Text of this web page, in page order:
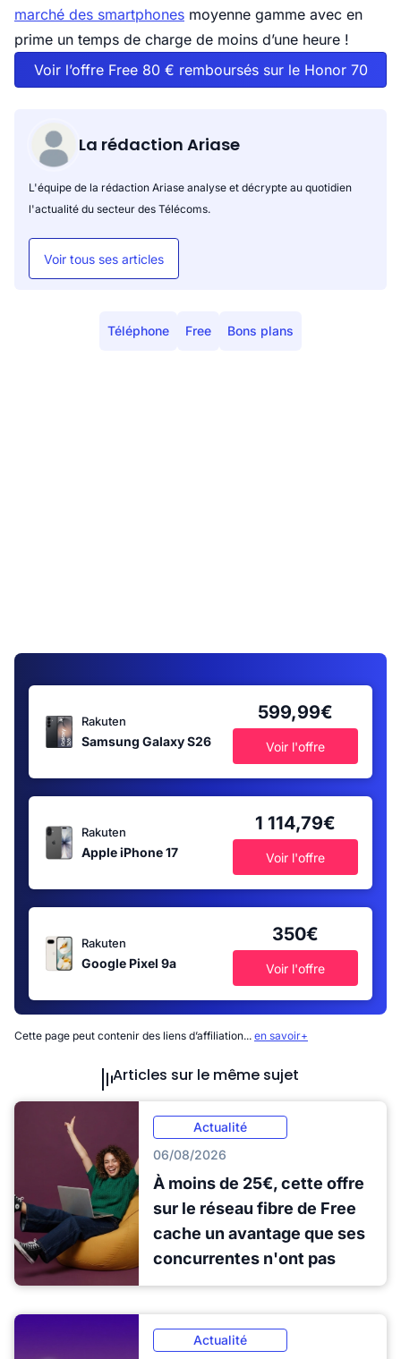
marché des smartphones moyenne gamme avec en
prime un temps de charge de moins d’une heure !
Voir l’offre Free 80 € remboursés sur le Honor 70
La rédaction Ariase
L'équipe de la rédaction Ariase analyse et décrypte au quotidien
l'actualité du secteur des Télécoms.
Voir tous ses articles
Téléphone Free Bons plans
Rakuten
Samsung Galaxy S26
599,99€
Voir l'offre
Rakuten
Apple iPhone 17
1 114,79€
Voir l'offre
Rakuten
Google Pixel 9a
350€
Voir l'offre
Cette page peut contenir des liens d’affiliation... en savoir+
Articles sur le même sujet
Actualité
06/08/2026
À moins de 25€, cette offre
sur le réseau fibre de Free
cache un avantage que ses
concurrentes n'ont pas
Actualité